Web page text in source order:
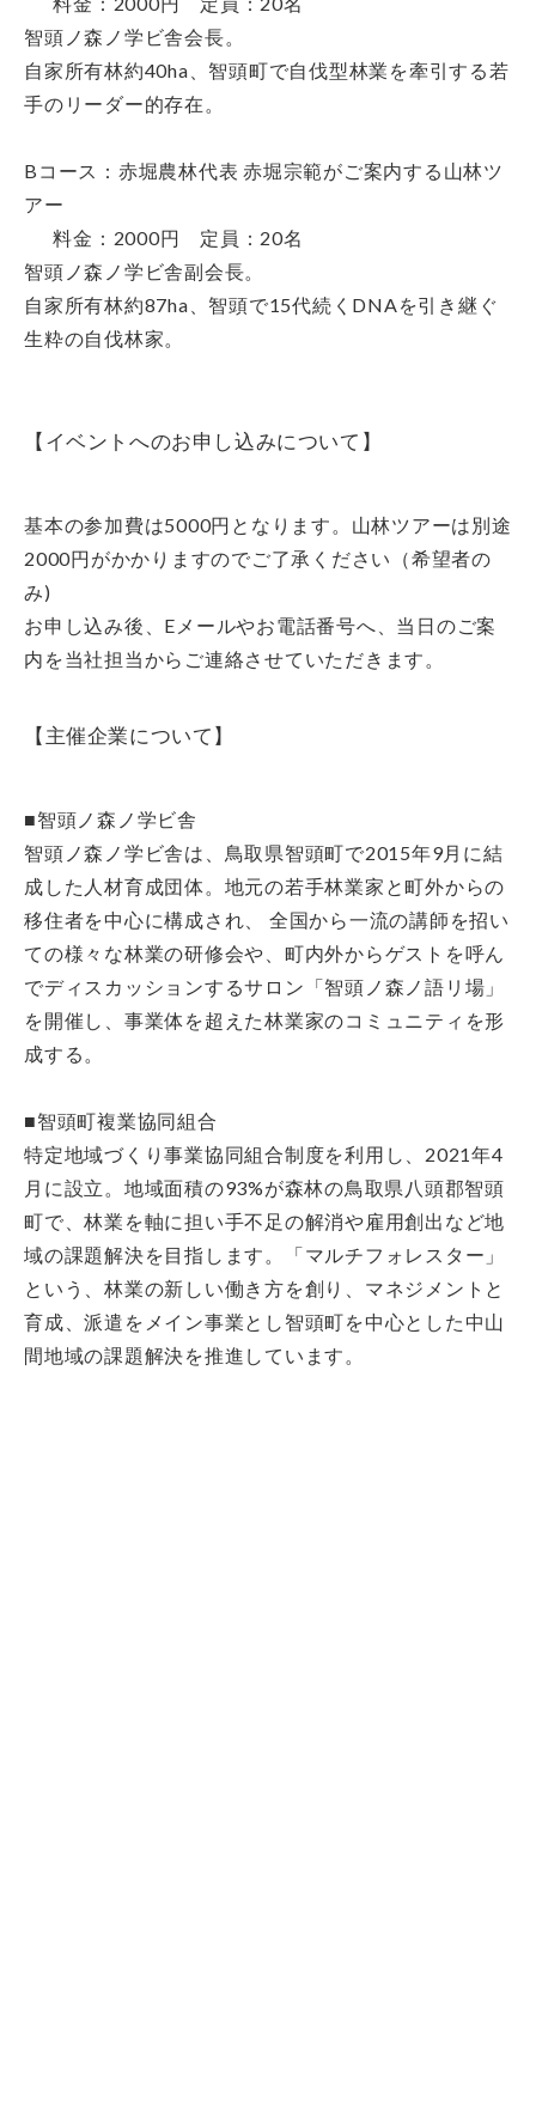
智頭ノ森ノ学ビ舎会長。
自家所有林約40ha、智頭町で自伐型林業を牽引する若
手のリーダー的存在。
Bコース：赤堀農林代表 赤堀宗範がご案内する山林ツ
アー
料金：2000円 定員：20名
智頭ノ森ノ学ビ舎副会長。
自家所有林約87ha、智頭で15代続くDNAを引き継ぐ
生粋の自伐林家。
【イベントへのお申し込みについて】
基本の参加費は5000円となります。山林ツアーは別途
2000円がかかりますのでご了承ください（希望者の
み)
お申し込み後、Eメールやお電話番号へ、当日のご案
内を当社担当からご連絡させていただきます。
【主催企業について】
■智頭ノ森ノ学ビ舎
智頭ノ森ノ学ビ舎は、鳥取県智頭町で2015年9月に結
成した人材育成団体。地元の若手林業家と町外からの
移住者を中心に構成され、 全国から一流の講師を招い
ての様々な林業の研修会や、町内外からゲストを呼ん
でディスカッションするサロン「智頭ノ森ノ語リ場」
を開催し、事業体を超えた林業家のコミュニティを形
成する。
■智頭町複業協同組合
特定地域づくり事業協同組合制度を利用し、2021年4
月に設立。地域面積の93%が森林の鳥取県八頭郡智頭
町で、林業を軸に担い手不足の解消や雇用創出など地
域の課題解決を目指します。「マルチフォレスター」
という、林業の新しい働き方を創り、マネジメントと
育成、派遣をメイン事業とし智頭町を中心とした中山
間地域の課題解決を推進しています。